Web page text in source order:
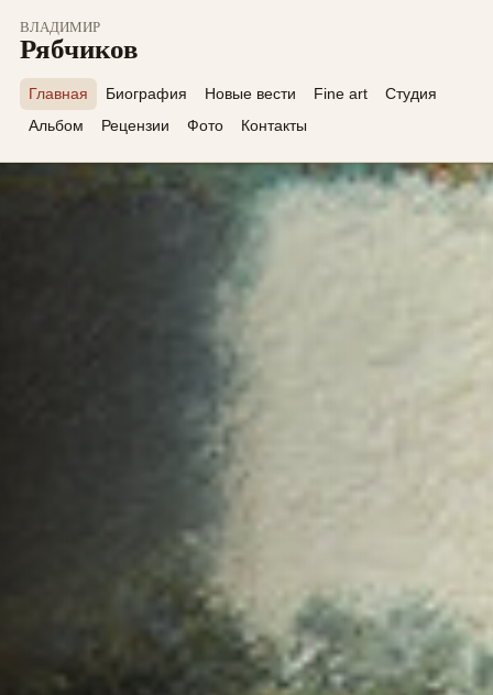
ВЛАДИМИР
Рябчиков
Главная Биография Новые вести Fine art
Студия
Альбом
Рецензии Фото Контакты